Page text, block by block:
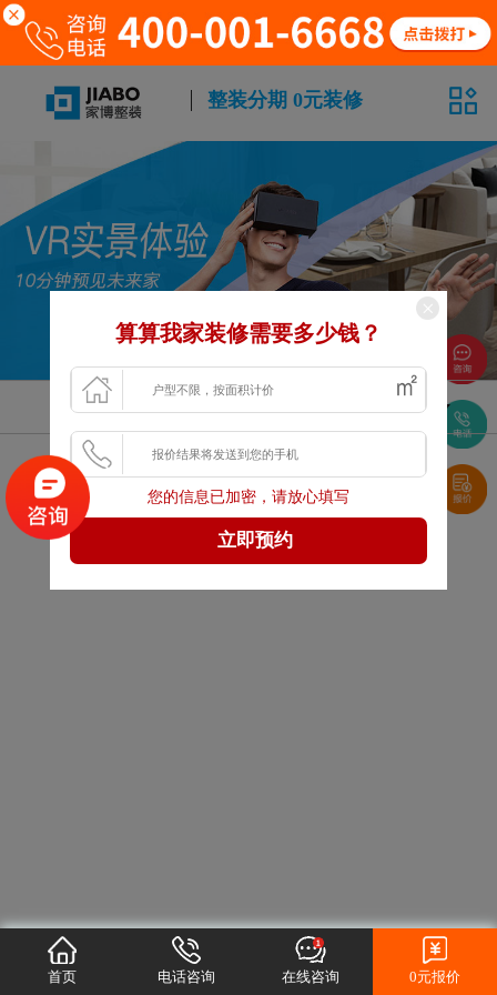
整装分期 0元装修
风格 面积 户型
浏览更多VR案例
首页 电话咨询 在线咨询 0元报价
算算我家装修需要多少钱？
您的信息已加密，请放心填写